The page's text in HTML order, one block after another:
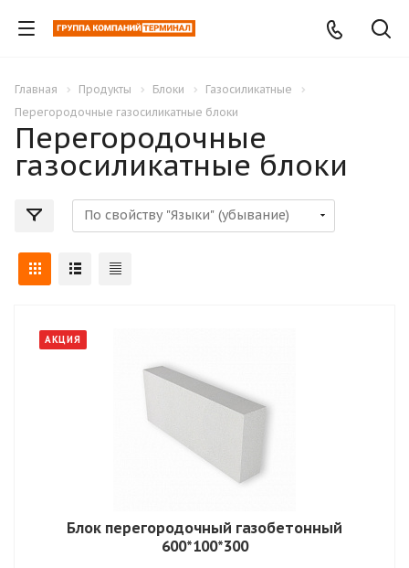
Главная Продукты Блоки
Газосиликатные
Перегородочные газосиликатные блоки
Перегородочные
газосиликатные блоки
АКЦИЯ
Блок перегородочный газобетонный
600*100*300